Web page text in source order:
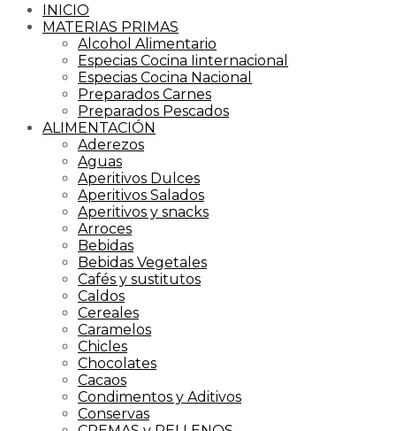
INICIO
MATERIAS PRIMAS
Alcohol Alimentario
Especias Cocina Iinternacional
Especias Cocina Nacional
Preparados Carnes
Preparados Pescados
ALIMENTACIÓN
Aderezos
Aguas
Aperitivos Dulces
Aperitivos Salados
Aperitivos y snacks
Arroces
Bebidas
Bebidas Vegetales
Cafés y sustitutos
Caldos
Cereales
Caramelos
Chicles
Chocolates
Cacaos
Condimentos y Aditivos
Conservas